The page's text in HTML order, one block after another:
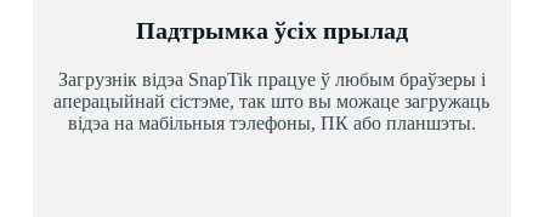
Падтрымка ўсіх прылад
Загрузнік відэа SnapTik працуе ў любым браўзеры і
аперацыйнай сістэме, так што вы можаце загружаць
відэа на мабільныя тэлефоны, ПК або планшэты.